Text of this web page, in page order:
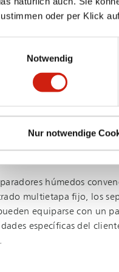
oder per Klick
Notwendig
Nur notwendige
de la serie
separación por agua: el
casi por completo las
de filtrado, con un grado
de partículas más
en la cámara de
de la preseparación a un
significativo: se
en seco posterior, lo que
de mantenimiento
húmedos
multietapa fijo, los
equiparse con un
específicas del